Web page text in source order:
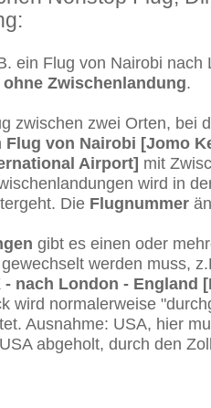
ein Flug von Nairobi nach
ohne Zwischenlandung.
zwischen zwei Orten, bei
Flug von Nairobi [Jomo
Airport] mit
wird in
Die Flugnummer
gibt es einen oder
werden muss,
nach London - England
wird normalerweise
Ausnahme: USA, hier
abgeholt, durch den